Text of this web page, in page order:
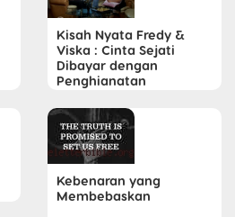
Kisah Nyata Fredy &
Viska : Cinta Sejati
Dibayar dengan
Penghianatan
Kebenaran yang
Membebaskan